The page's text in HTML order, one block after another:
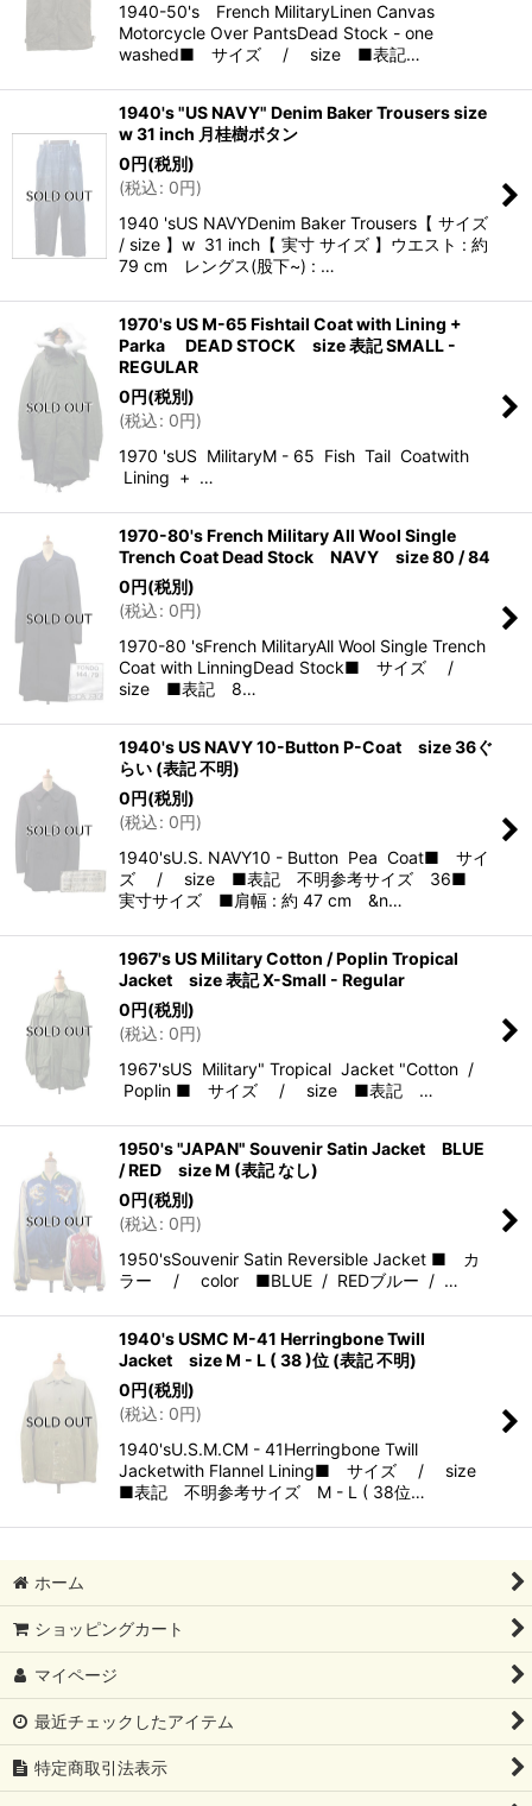
1940-50's French MilitaryLinen Canvas
Motorcycle Over PantsDead Stock - one
washed■ サイズ / size ■表記…
1940's "US NAVY" Denim Baker Trousers size
w 31 inch 月桂樹ボタン
0円(税別)
(税込: 0円)
1940 'sUS NAVYDenim Baker Trousers【 サイズ
/ size 】w 31 inch【 実寸 サイズ 】ウエスト : 約
79 cm レングス(股下~) : …
1970's US M-65 Fishtail Coat with Lining +
Parka DEAD STOCK size 表記 SMALL -
REGULAR
0円(税別)
(税込: 0円)
1970 'sUS MilitaryM - 65 Fish Tail Coatwith
Lining + …
1970-80's French Military All Wool Single
Trench Coat Dead Stock NAVY size 80 / 84
0円(税別)
(税込: 0円)
1970-80 'sFrench MilitaryAll Wool Single Trench
Coat with LinningDead Stock■ サイズ /
size ■表記 8…
1940's US NAVY 10-Button P-Coat size 36ぐ
らい (表記 不明)
0円(税別)
(税込: 0円)
1940'sU.S. NAVY10 - Button Pea Coat■ サイ
ズ / size ■表記 不明参考サイズ 36■
実寸サイズ ■肩幅 : 約 47 cm &n…
1967's US Military Cotton / Poplin Tropical
Jacket size 表記 X-Small - Regular
0円(税別)
(税込: 0円)
1967'sUS Military" Tropical Jacket "Cotton /
Poplin ■ サイズ / size ■表記 …
1950's "JAPAN" Souvenir Satin Jacket BLUE
/ RED size M (表記 なし)
0円(税別)
(税込: 0円)
1950'sSouvenir Satin Reversible Jacket ■ カ
ラー / color ■BLUE / REDブルー / …
1940's USMC M-41 Herringbone Twill
Jacket size M - L ( 38 )位 (表記 不明)
0円(税別)
(税込: 0円)
1940'sU.S.M.CM - 41Herringbone Twill
Jacketwith Flannel Lining■ サイズ / size
■表記 不明参考サイズ M - L ( 38位…
ホーム
ショッピングカート
マイページ
最近チェックしたアイテム
特定商取引法表示